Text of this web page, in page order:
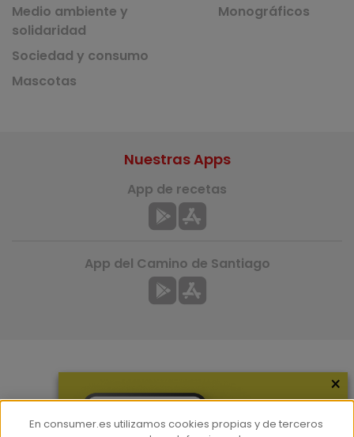
Medio ambiente y
solidaridad
Sociedad y consumo
Mascotas
Monográficos
Nuestras Apps
App de recetas
App del Camino de Santiago
×
En consumer.es utilizamos cookies propias y de terceros